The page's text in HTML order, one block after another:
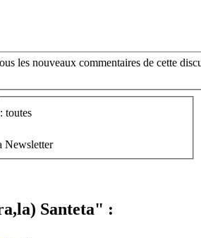
les nouveaux commentaires de cette
toutes
Newsletter
Santeta" :